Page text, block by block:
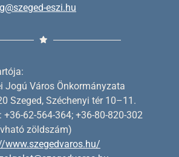
eszi.hu
Jogú Város Önkormányzata
Szeged, Széchenyi tér 10–11.
62-564-364; +36-80-820-302
zöldszám)
www.szegedvaros.hu/